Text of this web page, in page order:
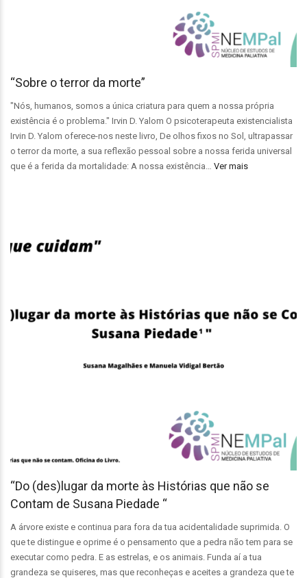
“Sobre o terror da morte”
"Nós, humanos, somos a única criatura para quem a nossa própria
existência é o problema." Irvin D. Yalom O psicoterapeuta existencialista
Irvin D. Yalom oferece-nos neste livro, De olhos fixos no Sol, ultrapassar
o terror da morte, a sua reflexão pessoal sobre a nossa ferida universal
que é a ferida da mortalidade: A nossa existência… Ver mais
“Do (des)lugar da morte às Histórias que não se
Contam de Susana Piedade “
A árvore existe e continua para fora da tua acidentalidade suprimida. O
que te distingue e oprime é o pensamento que a pedra não tem para se
executar como pedra. E as estrelas, e os animais. Funda aí a tua
grandeza se quiseres, mas que reconheças e aceites a grandeza que te